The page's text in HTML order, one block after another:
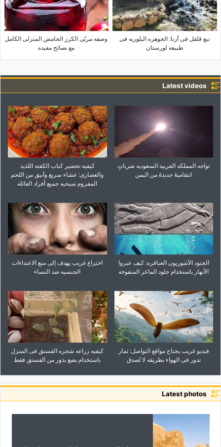
نبع قلقل فی أزنا: الجوهره البلوریه فی
طبیعه لورستان
وصفه مربّى الکرز الحامض المنزلی الکامل
مع نصائح مفیده
Latest videos
تواجه المملکه العربیه السعودیه ضرباتٍ
انتقامیهً جدیدهً من الیمن
کیفیه تحضیر کباب الکفته اللذیذ
والعصاری: عشاء سریع وأنیق من اللحم
المفروم سیحبه جمیع أفراد العائله
الجنود الآشوریون العباقره: کیف عبروا
الأنهار باستخدام جلود الماعز المنفوخه
اختراع غریب یهدف إلى منع الاعتداءات
الجنسیه ضد النساء
فیدیو غریب یجتاح مواقع التواصل: ثمار
تدور فی الهواء بطریقه لا تُصدق
کیفیه زراعه شجره الفستق فی المنزل
باستخدام بضع بذور من الفستق فقط
Latest photos